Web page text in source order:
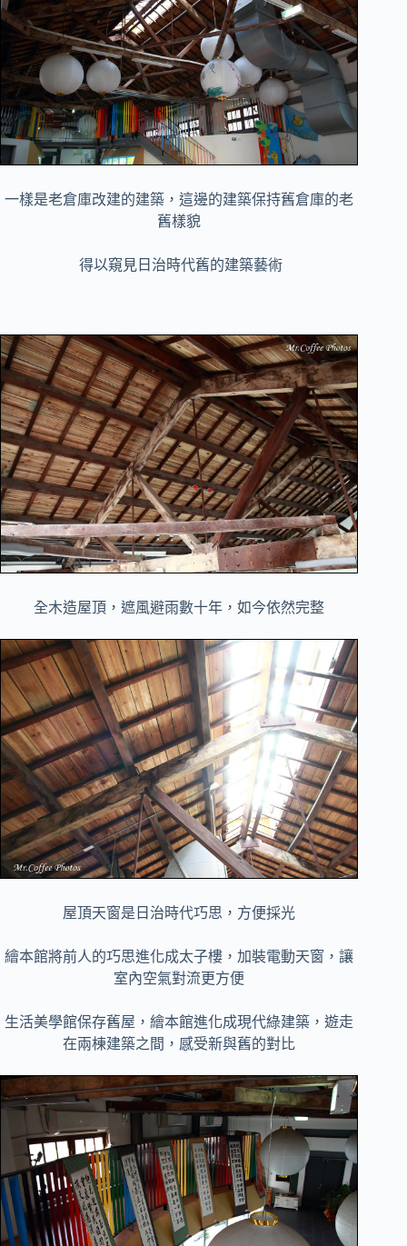
一樣是老倉庫改建的建築，這邊的建築保持舊倉庫的老
舊樣貌
得以窺見日治時代舊的建築藝術
全木造屋頂，遮風避雨數十年，如今依然完整
屋頂天窗是日治時代巧思，方便採光
繪本館將前人的巧思進化成太子樓，加裝電動天窗，讓
室內空氣對流更方便
生活美學館保存舊屋，繪本館進化成現代綠建築，遊走
在兩棟建築之間，感受新與舊的對比